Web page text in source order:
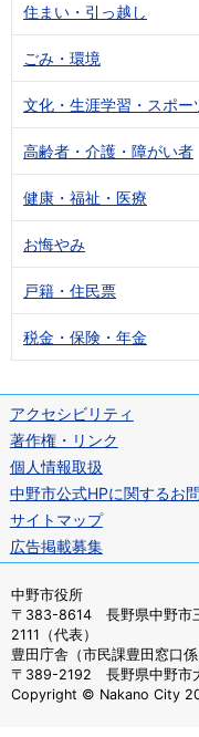
住まい・引っ越し
ごみ・環境
文化・生涯学習・スポー
高齢者・介護・障がい者
健康・福祉・医療
お悔やみ
戸籍・住民票
税金・保険・年金
アクセシビリティ
著作権・リンク
個人情報取扱
中野市公式HPに関するお
サイトマップ
広告掲載募集
中野市役所
〒383-8614 長野県中野市
2111（代表）
豊田庁舎（市民課豊田窓口係
〒389-2192 長野県中野市
Copyright © Nakano City